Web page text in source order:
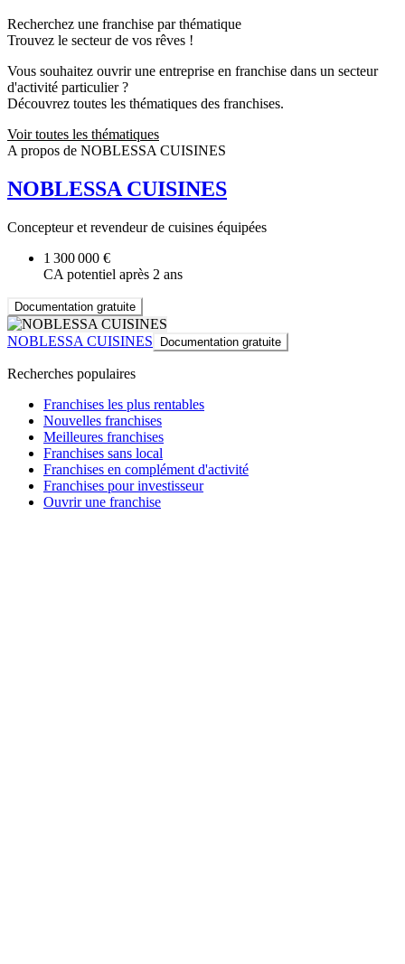
Recherchez une franchise par thématique
Trouvez le secteur de vos rêves !
Vous souhaitez ouvrir une entreprise en franchise dans un secteur
d'activité particulier ?
Découvrez toutes les thématiques des franchises.
Voir toutes les thématiques
A propos de NOBLESSA CUISINES
NOBLESSA CUISINES
Concepteur et revendeur de cuisines équipées
1 300 000 €
CA potentiel après 2 ans
Documentation gratuite
NOBLESSA CUISINES Documentation gratuite
Recherches populaires
Franchises les plus rentables
Nouvelles franchises
Meilleures franchises
Franchises sans local
Franchises en complément d'activité
Franchises pour investisseur
Ouvrir une franchise